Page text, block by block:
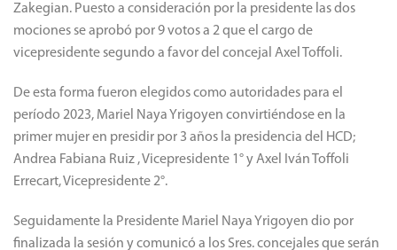
Zakegian. Puesto a consideración por la presidente las dos
mociones se aprobó por 9 votos a 2 que el cargo de
vicepresidente segundo a favor del concejal Axel Toffoli.
De esta forma fueron elegidos como autoridades para el
período 2023, Mariel Naya Yrigoyen convirtiéndose en la
primer mujer en presidir por 3 años la presidencia del HCD;
Andrea Fabiana Ruiz , Vicepresidente 1° y Axel Iván Toffoli
Errecart, Vicepresidente 2°.
Seguidamente la Presidente Mariel Naya Yrigoyen dio por
finalizada la sesión y comunicó a los Sres. concejales que serán